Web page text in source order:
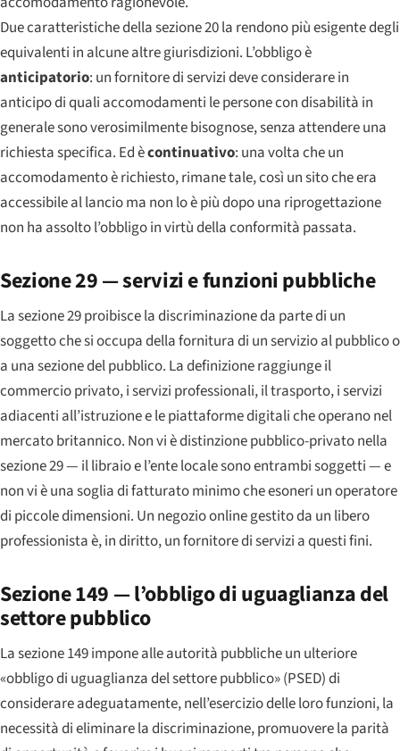
Due caratteristiche della sezione 20 la rendono più esigente degli
equivalenti in alcune altre giurisdizioni. L’obbligo è
anticipatorio: un fornitore di servizi deve considerare in
anticipo di quali accomodamenti le persone con disabilità in
generale sono verosimilmente bisognose, senza attendere una
richiesta specifica. Ed ècontinuativo: una volta che un
accomodamento è richiesto, rimane tale, così un sito che era
accessibile al lancio ma non lo è più dopo una riprogettazione
non ha assolto l’obbligo in virtù della conformità passata.
Sezione 29 — servizi e funzioni pubbliche
La sezione 29 proibisce la discriminazione da parte di un
soggetto che si occupa della fornitura di un servizio al pubblico o
a una sezione del pubblico. La definizione raggiunge il
commercio privato, i servizi professionali, il trasporto, i servizi
adiacenti all’istruzione e le piattaforme digitali che operano nel
mercato britannico. Non vi è distinzione pubblico-privato nella
sezione 29 — il libraio e l’ente locale sono entrambi soggetti — e
non vi è una soglia di fatturato minimo che esoneri un operatore
di piccole dimensioni. Un negozio online gestito da un libero
professionista è, in diritto, un fornitore di servizi a questi fini.
Sezione 149 — l’obbligo di uguaglianza del
settore pubblico
La sezione 149 impone alle autorità pubbliche un ulteriore
«obbligo di uguaglianza del settore pubblico» (PSED) di
considerare adeguatamente, nell’esercizio delle loro funzioni, la
necessità di eliminare la discriminazione, promuovere la parità